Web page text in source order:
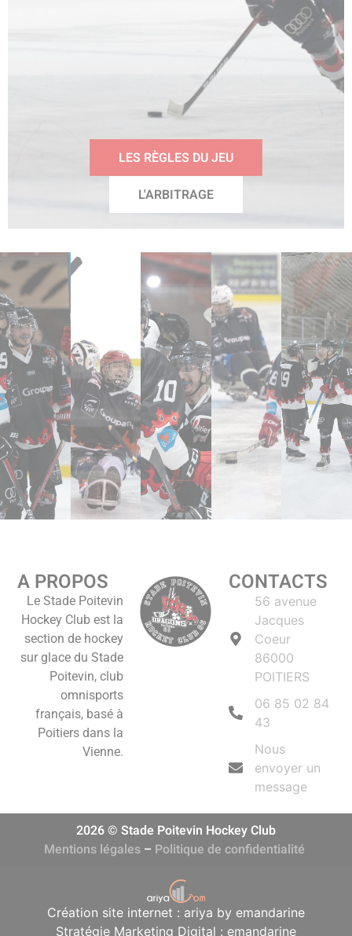
LES RÈGLES DU JEU
L'ARBITRAGE
A PROPOS
Le Stade Poitevin
Hockey Club est la
section de hockey
sur glace du Stade
Poitevin, club
omnisports
français, basé à
Poitiers dans la
Vienne.
CONTACTS
56 avenue
Jacques
Coeur
86000
POITIERS
06 85 02 84
43
Nous
envoyer un
message
2026 © Stade Poitevin Hockey Club
Mentions légales – Politique de confidentialité
Création site internet : ariya by emandarine
Stratégie Marketing Digital : emandarine